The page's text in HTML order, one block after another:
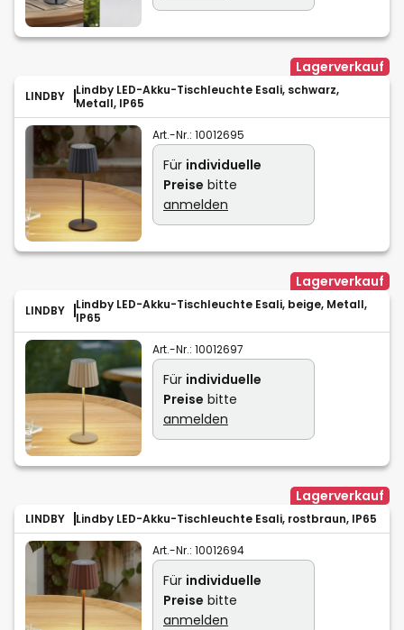
LINDBY
Lindby LED-Akku-Tischleuchte Esali, schwarz,
Metall, IP65
Lagerverkauf
Art.-Nr.: 10012695
Für individuelle
Preise bitte
anmelden
LINDBY
Lindby LED-Akku-Tischleuchte Esali, beige, Metall,
IP65
Lagerverkauf
Art.-Nr.: 10012697
Für individuelle
Preise bitte
anmelden
LINDBY Lindby LED-Akku-Tischleuchte Esali, rostbraun, IP65
Lagerverkauf
Art.-Nr.: 10012694
Für individuelle
Preise bitte
anmelden